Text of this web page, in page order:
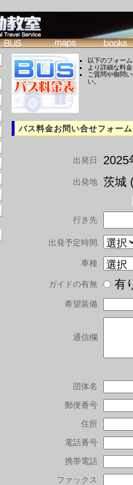
以下のフォー
より詳細な料
ご質問や御問
い。
バス料金お問い合せフォーム
出発日 2025
出発地 茨城
行き先
出発予定時間
車種
ガイドの有無
希望装備
通信欄
団体名
郵便番号
住所
電話番号
携帯電話
ファックス